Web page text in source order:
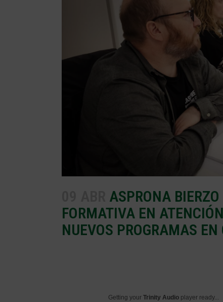
ASPRONA
FORMATIVA EN
NUEVOS PROGRAMAS
Getting your Trinity Audio player ready...